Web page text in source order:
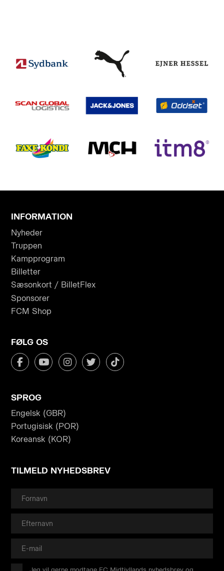
INFORMATION
Nyheder
Truppen
Kampprogram
Billetter
Sæsonkort / BilletFlex
Sponsorer
FCM Shop
FØLG OS
SPROG
Engelsk (GBR)
Portugisisk (POR)
Koreansk (KOR)
TILMELD NYHEDSBREV